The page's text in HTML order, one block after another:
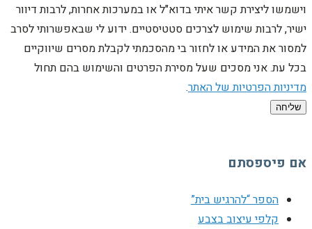
וישמשו ליצירת קשר איתי בדוא"ל או במערכות אחרות, לרבות דיוור
ישיר, לרבות שימוש לצרכים סטטיסטיים. ידוע לי שבאפשרותי לסרב
למסור את המידע או לחזור בי מהסכמתי לקבלת מסרים שיווקיים
בכל עת. אני מסכים שעל מסירת הפרטים והשימוש בהם תחול
מדיניות הפרטיות של האתר.
שליחה
אם פיספסתם
הספר “להרגיש בית”
קלפי עיצוב בצבע